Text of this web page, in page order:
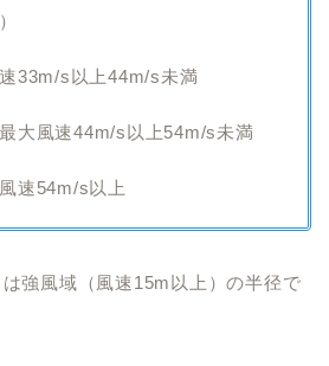
33m/s以上44m/s未満
大風速44m/s以上54m/s未満
速54m/s以上
強風域（風速15m以上）の半径で